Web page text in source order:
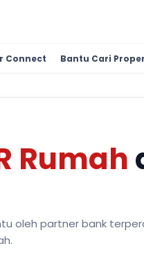
Connect Bantu Cari
Rumah
oleh partner bank